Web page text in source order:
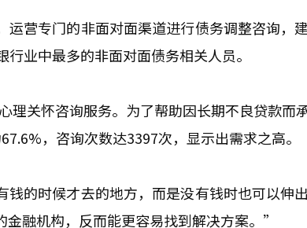
运营专门的非面对面渠道进行债务调整咨询，
业中最多的非面对面债务相关人员。
理关怀咨询服务。为了帮助因长期不良贷款而
，咨询次数达3397次，显示出需求之高。
的时候才去的地方，而是没有钱时也可以伸
融机构，反而能更容易找到解决方案。”